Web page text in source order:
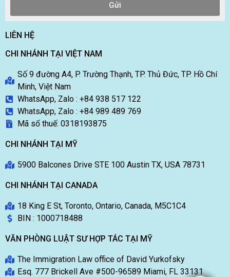
Gửi
LIÊN HỆ
CHI NHÁNH TẠI VIỆT NAM
Số 9 đường A4, P. Trường Thạnh, TP. Thủ Đức, TP. Hồ Chí
Minh, Việt Nam
WhatsApp, Zalo : +84 938 517 122
WhatsApp, Zalo : +84 989 489 769
Mã số thuế: 0318193875
CHI NHÁNH TẠI MỸ
5900 Balcones Drive STE 100 Austin TX, USA 78731
CHI NHÁNH TẠI CANADA
18 King E St, Toronto, Ontario, Canada, M5C1C4
BIN : 1000718488
VĂN PHÒNG LUẬT SƯ HỢP TÁC TẠI MỸ
The Immigration Law office of David Yurkofsky
Esq. 777 Brickell Ave #500-96589 Miami, FL 33131